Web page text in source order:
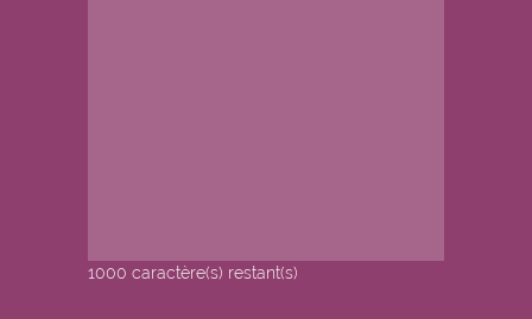
1000 caractère(s) restant(s)